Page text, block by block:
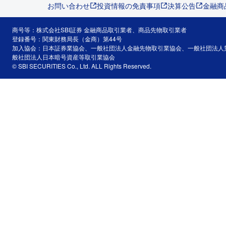
お問い合わせ 投資情報の免責事項 決算公告 金融
商号等：株式会社SBI証券 金融商品取引業者、商品先物取引業者
登録番号：関東財務局長（金商）第44号
加入協会：日本証券業協会、一般社団法人金融先物取引業協会、一般社団法
般社団法人日本暗号資産等取引業協会
© SBI SECURITIES Co., Ltd. ALL Rights Reserved.